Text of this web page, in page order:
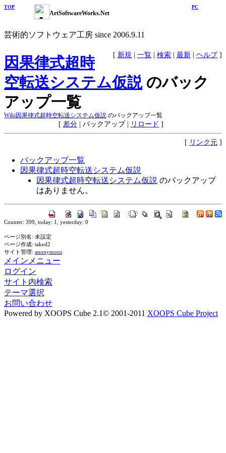
TOP PC
ArtSoftwareWorks.Net
芸術的ソフトウェア工房 since 2006.9.11
[ 新規 | 一覧 | 検索 | 最新 | ヘルプ]
因果律式超時
空転送システム仮説のバック
アップ一覧
Wiki因果律式超時空転送システム仮説 のバックアップ一覧
[ 差分 | バックアップ| リロード ]
[ リンク元 ]
バックアップ一覧
因果律式超時空転送システム仮説
因果律式超時空転送システム仮説 のバックアップ
はありません。
Counter: 399, today: 1, yesterday: 0
ページ別名: 未設定
ページ作成: taked2
サイト管理: anonymous
メインメニュー
ログイン
サイト内検索
テーマ選択
お問い合わせ
Powered by XOOPS Cube 2.1© 2001-2011 XOOPS Cube Project